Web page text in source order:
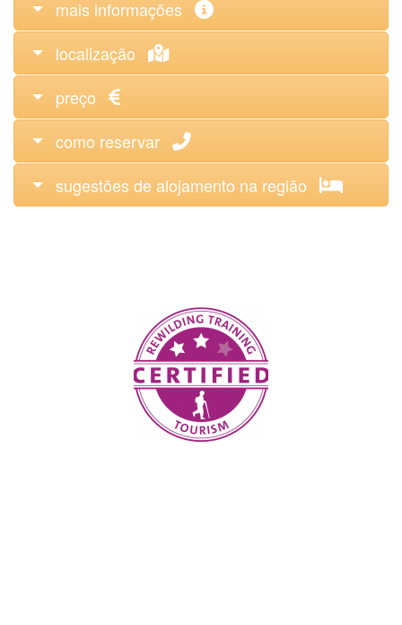
mais informações
localização
preço
como reservar
sugestões de alojamento na região